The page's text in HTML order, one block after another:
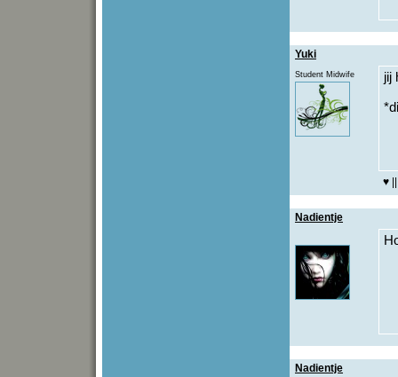
Yuki
Student Midwife jij
♥
Nadientje
Nadientje